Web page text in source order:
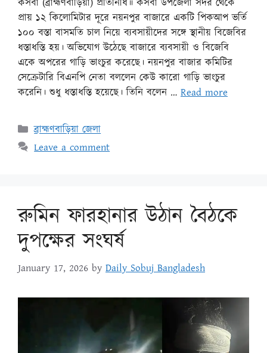
প্রায় ১২ কিলোমিটার দূরে নয়নপুর বাজারে একটি পিকআপ ভর্তি
১০০ বস্তা বাসমতি চাল নিয়ে ব্যবসায়ীদের সঙ্গে স্থানীয় বিজেবির
ধস্তাধস্তি হয়। অভিযোগ উঠেছে বাজারে ব্যবসায়ী ও বিজেবি
একে অপরের গাড়ি ভাংচুর করেছে। নয়নপুর বাজার কমিটির
সেক্রেটারি বিএনপি নেতা বললেন কেউ কারো গাড়ি ভাংচুর
করেনি। শুধু ধস্তাধস্তি হয়েছে। তিনি বলেন … Read more
ব্রাহ্মণবাড়িয়া জেলা
Leave a comment
রুমিন ফারহানার উঠান বৈঠকে
দুপক্ষের সংঘর্ষ
January 17, 2026 by Daily Sobuj Bangladesh